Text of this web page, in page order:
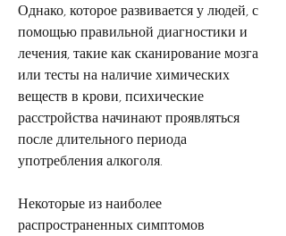
Однако, которое развивается у людей, с
помощью правильной диагностики и
лечения, такие как сканирование мозга
или тесты на наличие химических
веществ в крови, психические
расстройства начинают проявляться
после длительного периода
употребления алкоголя.
Некоторые из наиболее
распространенных симптомов